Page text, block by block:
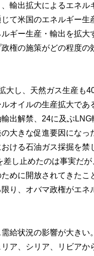
輸出拡大によるエネル
て米国のエネルギー生
ギー生産・輸出を拡大
権の施策がどの程度の
し、天然ガス生産も
オイルの生産拡大であ
出解禁、24に及ぶ
大きな促進要因になっ
ける石油ガス採掘を禁
し止めたのは事実だ
めに開放されてきたこ
り、オバマ政権がエネ
給状況の影響が大きい
ア、シリア、リビアか